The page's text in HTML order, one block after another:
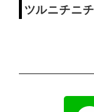
ツルニチニ